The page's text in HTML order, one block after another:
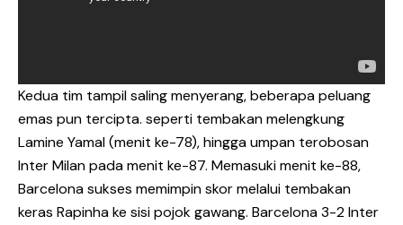
Kedua tim tampil saling menyerang, beberapa peluang
emas pun tercipta. seperti tembakan melengkung
Lamine Yamal (menit ke-78), hingga umpan terobosan
Inter Milan pada menit ke-87. Memasuki menit ke-88,
Barcelona sukses memimpin skor melalui tembakan
keras Rapinha ke sisi pojok gawang. Barcelona 3-2 Inter